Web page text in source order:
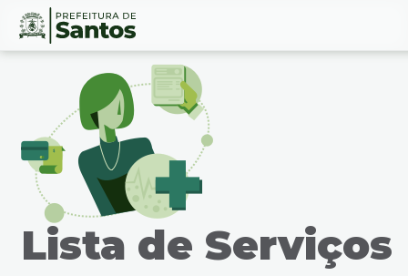
Ir
Conteúdo
Lista de Serviços